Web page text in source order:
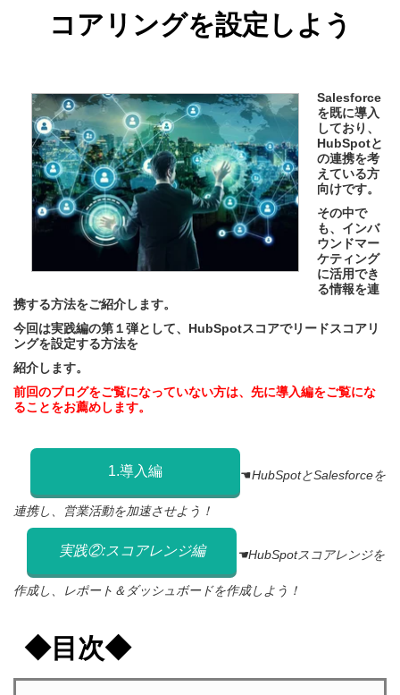
コアリングを設定しよう
Salesforce
を既に導入
しており、
HubSpotと
の連携を考
えている方
向けです。
その中で
も、インバ
ウンドマー
ケティング
に活用でき
る情報を連
携する方法をご紹介します。
今回は実践編の第１弾として、HubSpotスコアでリードスコアリ
ングを設定する方法を
紹介します。
前回のブログをご覧になっていない方は、先に導入編をご覧にな
ることをお薦めします。
1.導入編 ☚HubSpotとSalesforceを
連携し、営業活動を加速させよう！
実践②:スコアレンジ編 ☚HubSpotスコアレンジを
作成し、レポート＆ダッシュボードを作成しよう！
◆目次◆